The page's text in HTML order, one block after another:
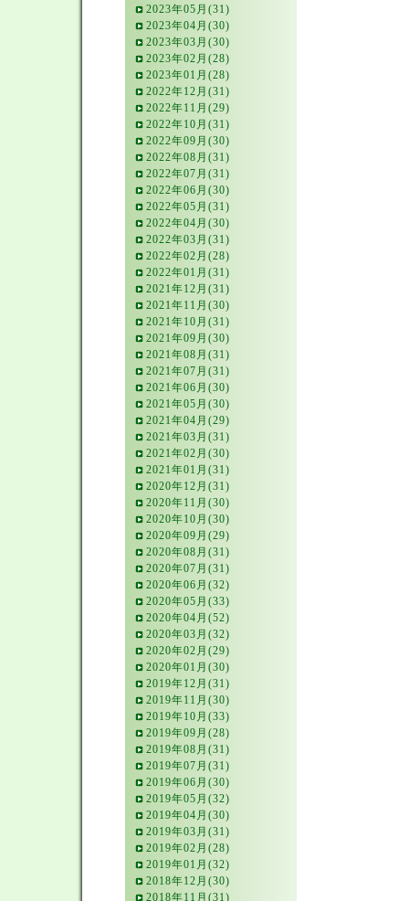
2023年05月(31)
2023年04月(30)
2023年03月(30)
2023年02月(28)
2023年01月(28)
2022年12月(31)
2022年11月(29)
2022年10月(31)
2022年09月(30)
2022年08月(31)
2022年07月(31)
2022年06月(30)
2022年05月(31)
2022年04月(30)
2022年03月(31)
2022年02月(28)
2022年01月(31)
2021年12月(31)
2021年11月(30)
2021年10月(31)
2021年09月(30)
2021年08月(31)
2021年07月(31)
2021年06月(30)
2021年05月(30)
2021年04月(29)
2021年03月(31)
2021年02月(30)
2021年01月(31)
2020年12月(31)
2020年11月(30)
2020年10月(30)
2020年09月(29)
2020年08月(31)
2020年07月(31)
2020年06月(32)
2020年05月(33)
2020年04月(52)
2020年03月(32)
2020年02月(29)
2020年01月(30)
2019年12月(31)
2019年11月(30)
2019年10月(33)
2019年09月(28)
2019年08月(31)
2019年07月(31)
2019年06月(30)
2019年05月(32)
2019年04月(30)
2019年03月(31)
2019年02月(28)
2019年01月(32)
2018年12月(30)
2018年11月(31)